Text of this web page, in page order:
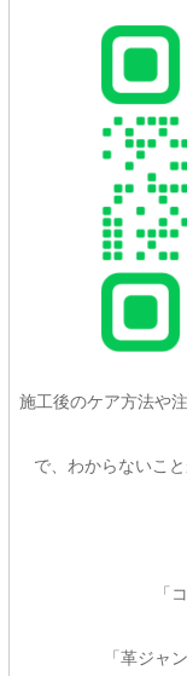
施工後のケア方法や
で、わからないこ
「
「革ジャ